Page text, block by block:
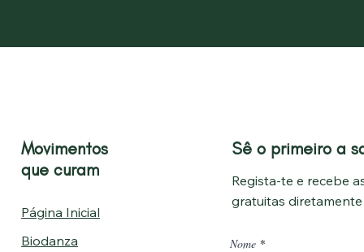
Movimentos
que curam
Página Inicial
Biodanza
Sê o primeiro a
Regista-te e recebe
gratuitas
Nome